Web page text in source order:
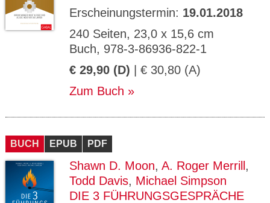
Erscheinungstermin: 19.01.2018
240 Seiten, 23,0 x 15,6 cm
Buch, 978-3-86936-822-1
€ 29,90 (D) | € 30,80 (A)
Zum Buch
BUCH EPUB PDF
Shawn D. Moon, A. Roger Merrill ,
Todd Davis, Michael Simpson
DIE 3 FÜHRUNGSGESPRÄCHE